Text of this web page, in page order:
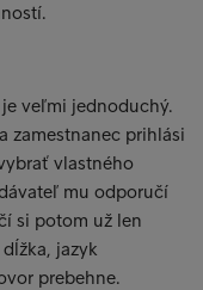
veľmi jednoduchý.
zamestnanec prihlási
vlastného
mu odporučí
si potom už len
jazyk
prebehne.